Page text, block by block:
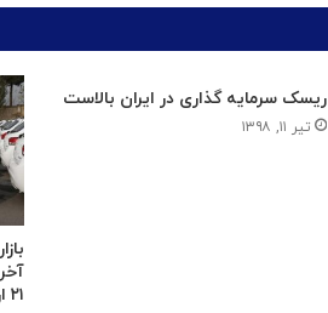
ریسک سرمایه گذاری در ایران بالاست
تیر ۱۱, ۱۳۹۸
۲۱ اردیبهشت + جدول قیمت کامل